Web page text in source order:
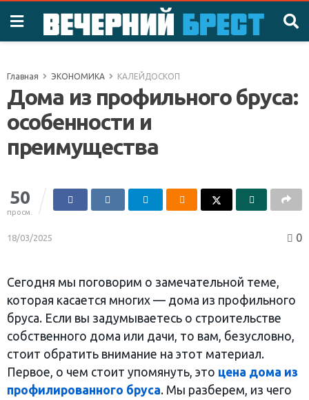
Главная ЭКОНОМИКА КАЛЕЙДОСКОП
Дома из профильного бруса:
особенности и
преимущества
50
просм.
18/03/2025 0
Сегодня мы поговорим о замечательной теме,
которая касается многих — дома из профильного
бруса. Если вы задумываетесь о строительстве
собственного дома или дачи, то вам, безусловно,
стоит обратить внимание на этот материал.
Первое, о чем стоит упомянуть, это цена дома из
профилированного бруса. Мы разберем, из чего